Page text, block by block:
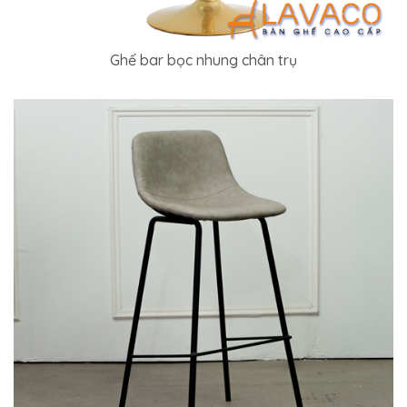
Ghế bar bọc nhung chân trụ